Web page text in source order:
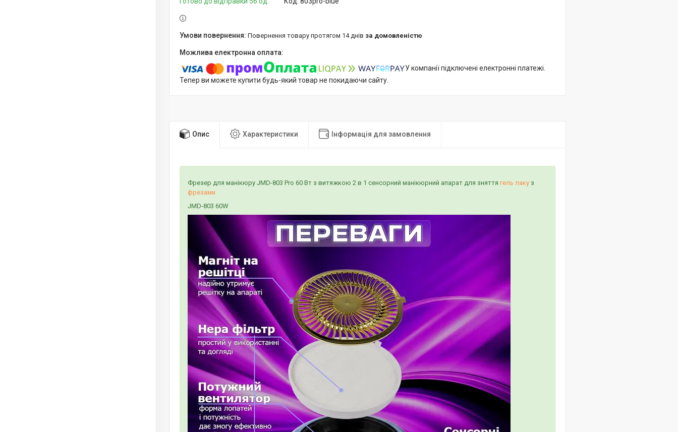
повернення товару протягом 14 днів за домовленістю
У компанії підключені електронні платежі.
Тепер ви можете купити будь-який товар не покидаючи сайту.
Опис Характеристики Інформація для замовлення
Фрезер для манікюру JMD-803 Pro 60 Вт з витяжкою 2 в 1 сенсорний манікюрний апарат для зняття гель лаку з
фрезами
JMD-803 60W